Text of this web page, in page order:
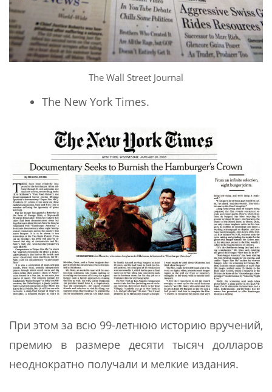
The Wall Street Journal
The New York Times.
При этом за всю 99-летнюю историю вручений,
премию в размере десяти тысяч долларов
неоднократно получали и мелкие издания.